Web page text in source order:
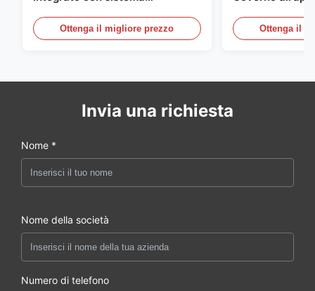
Ottenga il migliore prezzo
sensore
della porta
Ottenga il
Invia una richiesta
Nome *
Nome della società
Numero di telefono